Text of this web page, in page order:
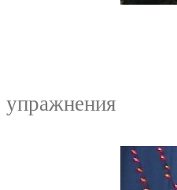
упражнения